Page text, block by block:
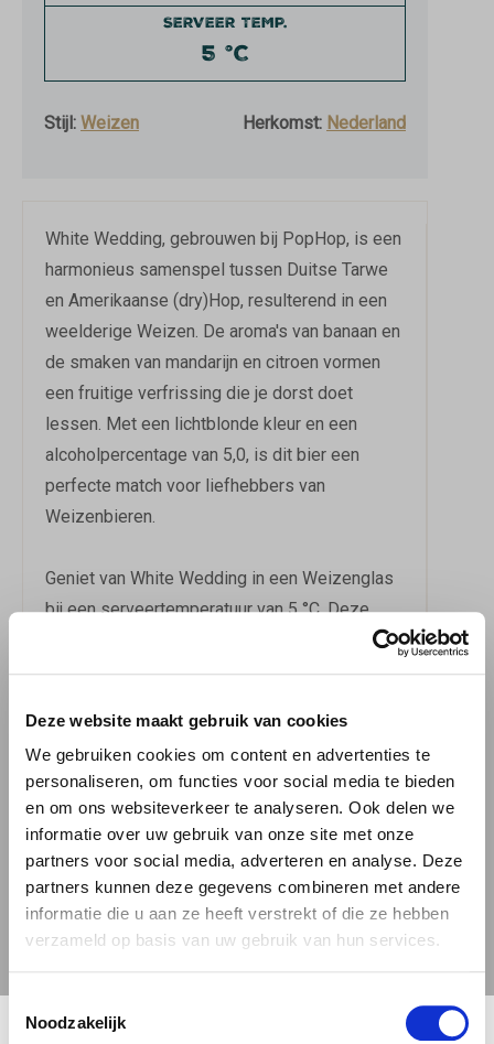
Deze website maakt gebruik van cookies
We gebruiken cookies om content en advertenties te
personaliseren, om functies voor social media te bieden
en om ons websiteverkeer te analyseren. Ook delen we
informatie over uw gebruik van onze site met onze
partners voor social media, adverteren en analyse. Deze
partners kunnen deze gegevens combineren met andere
informatie die u aan ze heeft verstrekt of die ze hebben
verzameld op basis van uw gebruik van hun services.
Toestemmingsselectie
Noodzakelijk
SERVEER TEMP.
5 °C
Stijl: Weizen Herkomst: Nederland
White Wedding, gebrouwen bij PopHop, is een
harmonieus samenspel tussen Duitse Tarwe
en Amerikaanse (dry)Hop, resulterend in een
weelderige Weizen. De aroma's van banaan en
de smaken van mandarijn en citroen vormen
een fruitige verfrissing die je dorst doet
lessen. Met een lichtblonde kleur en een
alcoholpercentage van 5,0, is dit bier een
perfecte match voor liefhebbers van
Weizenbieren.
Geniet van White Wedding in een Weizenglas
bij een serveertemperatuur van 5 °C. Deze
gerechten als rood vlees, kip en gevogelte,
smaakprofielen van mandarijn, citroen en
banaan biedt dit bier een unieke en
verfrissende ervaring voor elke bierliefhebber.
Bestel deze smaakvolle dorstlesser vandaag
nog bij 'BierBink' en maak je speciale
gelegenheid compleet met een White
Wedding!Meer over de bierstijl Weizen.
🍺 LEEFDTIJDSCHECK 🍺